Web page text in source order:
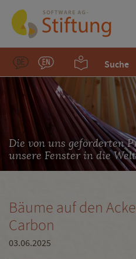
Suche
Die von uns geförderten
unsere Fenster in die
Bäume auf den
Carbon
03.06.2025